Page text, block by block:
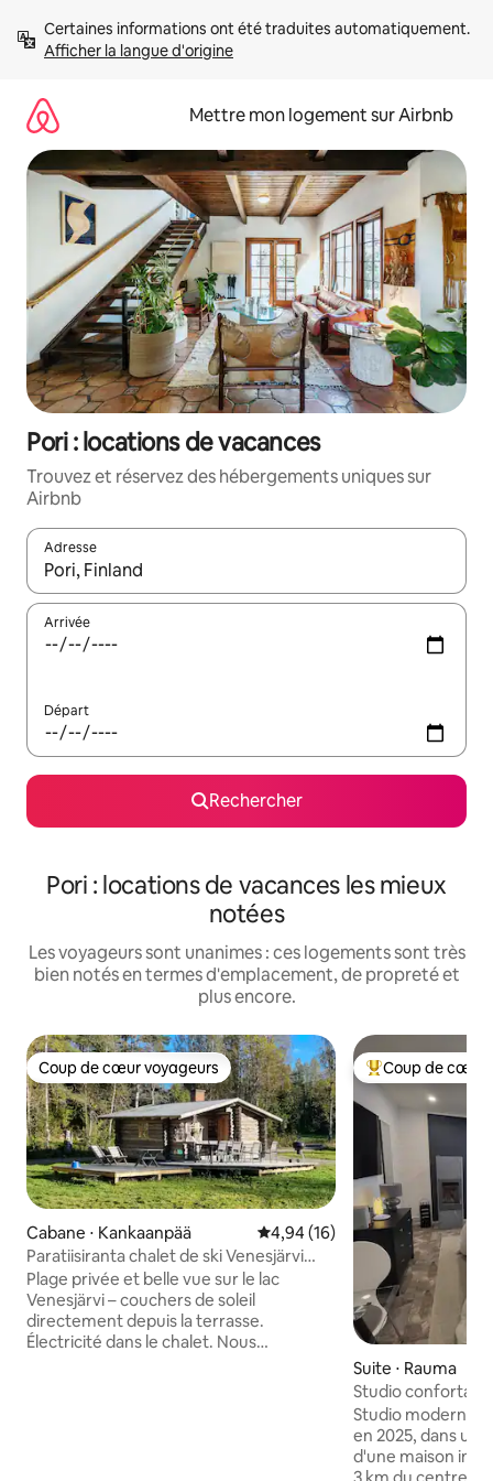
directement
Afficher la langue d'origine
Mettre mon logement sur Airbnb
Pori : locations de vacances
Trouvez et réservez des hébergements uniques sur
Airbnb
Adresse
Lorsque les résultats s'affichent, utilisez les flèches vers le
Arrivée
Départ
Rechercher
Pori : locations de vacances les mieux
notées
Les voyageurs sont unanimes : ces logements sont très
bien notés en termes d'emplacement, de propreté et
plus encore.
Coup de cœur voyageurs
Coup de cœur voyageurs
Cabane ⋅ Kankaanpää Évaluation moyenne sur la
4,94 (16)
Paratiisiranta chalet de ski Venesjärvi
Kankaanpää
Plage privée et belle vue sur le lac
Venesjärvi – couchers de soleil
directement depuis la terrasse.
Électricité dans le chalet. Nous
Coups de cœur
Coup de cœur
Suite ⋅ Rauma
Studio
rondins
Studio moderne
en 2025, dans
d'une maison